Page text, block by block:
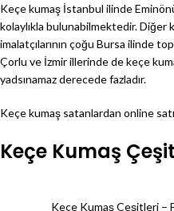
Keçe kumaş İstanbul ilinde
kolaylıkla bulunabilmektedir. Diğer
imalatçılarının çoğu Bursa ilinde
Çorlu ve İzmir illerinde de keçe
yadsınamaz derecede fazladır.
Keçe kumaş satanlardan online
Keçe Kumaş
Keçe Kumaş Çeşitleri –